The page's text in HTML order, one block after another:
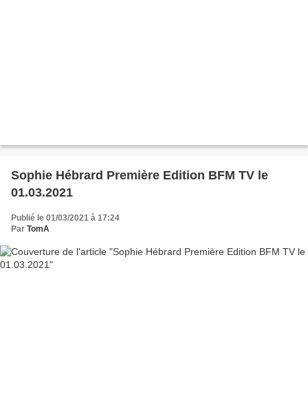
Sophie Hébrard Première Edition BFM TV le
01.03.2021
Publié le 01/03/2021 à 17:24
Par TomA